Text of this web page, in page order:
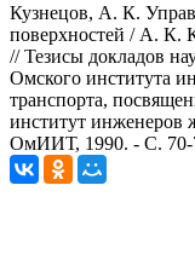
Кузнецов, А. К.
поверхностей / А. К.
// Тезисы докладов
Омского института
транспорта,
институт инженеров
ОмИИТ, 1990. - С. 70-